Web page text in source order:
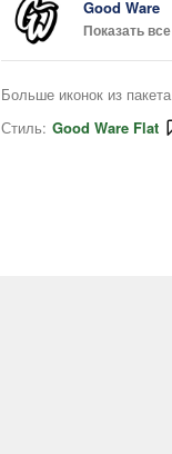
Good Ware
Показать
Больше иконок из пакета
Стиль: Good Ware Flat